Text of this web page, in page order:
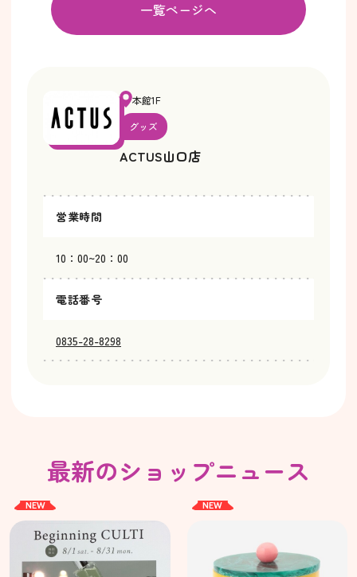
一覧ページへ
本館1F
グッズ
ACTUS山口店
営業時間
10：00~20：00
電話番号
0835-28-8298
最新のショップニュース
NEW NEW